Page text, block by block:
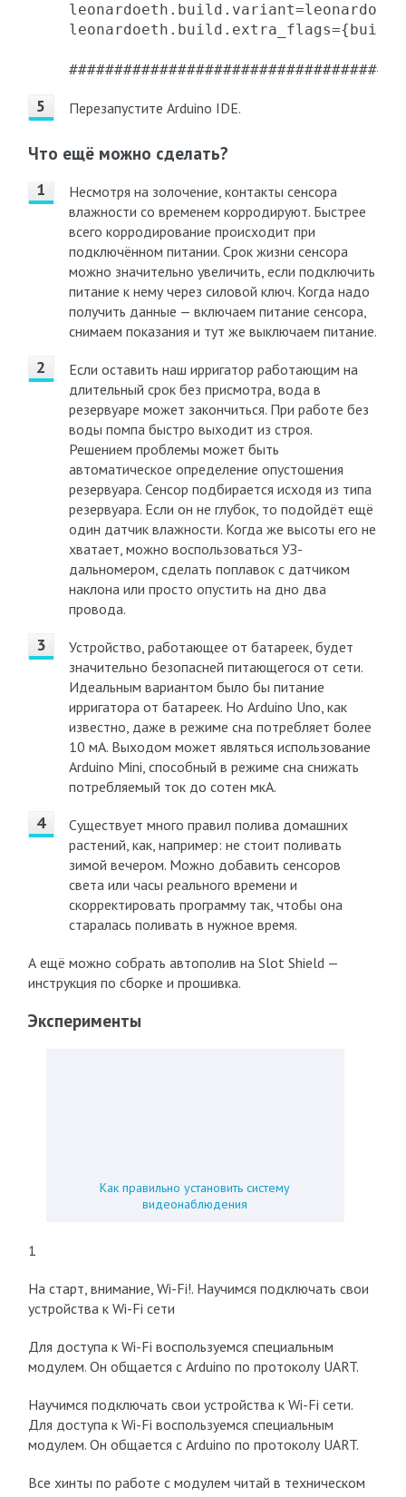
leonardoeth.build.variant=leonardo
Перезапустите Arduino IDE.
Что ещё можно сделать?
Несмотря на золочение, контакты сенсора
влажности со временем корродируют. Быстрее
всего корродирование происходит при
подключённом питании. Срок жизни сенсора
можно значительно увеличить, если подключить
питание к нему через силовой ключ. Когда надо
получить данные — включаем питание сенсора,
снимаем показания и тут же выключаем питание.
Если оставить наш ирригатор работающим на
длительный срок без присмотра, вода в
резервуаре может закончиться. При работе без
воды помпа быстро выходит из строя.
Решением проблемы может быть
автоматическое определение опустошения
резервуара. Сенсор подбирается исходя из типа
резервуара. Если он не глубок, то подойдёт ещё
один датчик влажности. Когда же высоты его не
хватает, можно воспользоваться УЗ-
дальномером, сделать поплавок с датчиком
наклона или просто опустить на дно два
провода.
Устройство, работающее от батареек, будет
значительно безопасней питающегося от сети.
Идеальным вариантом было бы питание
ирригатора от батареек. Но Arduino Uno, как
известно, даже в режиме сна потребляет более
10 мА. Выходом может являться использование
Arduino Mini, способный в режиме сна снижать
потребляемый ток до сотен мкА.
Существует много правил полива домашних
растений, как, например: не стоит поливать
зимой вечером. Можно добавить сенсоров
света или часы реального времени и
скорректировать программу так, чтобы она
старалась поливать в нужное время.
А ещё можно собрать автополив на Slot Shield —
инструкция по сборке и прошивка.
Эксперименты
Как правильно установить систему
видеонаблюдения
1
На старт, внимание, Wi-Fi!. Научимся подключать свои
устройства к Wi-Fi сети
Для доступа к Wi-Fi воспользуемся специальным
модулем. Он общается с Arduino по протоколу UART.
Научимся подключать свои устройства к Wi-Fi сети.
Для доступа к Wi-Fi воспользуемся специальным
модулем. Он общается с Arduino по протоколу UART.
Все хинты по работе с модулем читай в техническом